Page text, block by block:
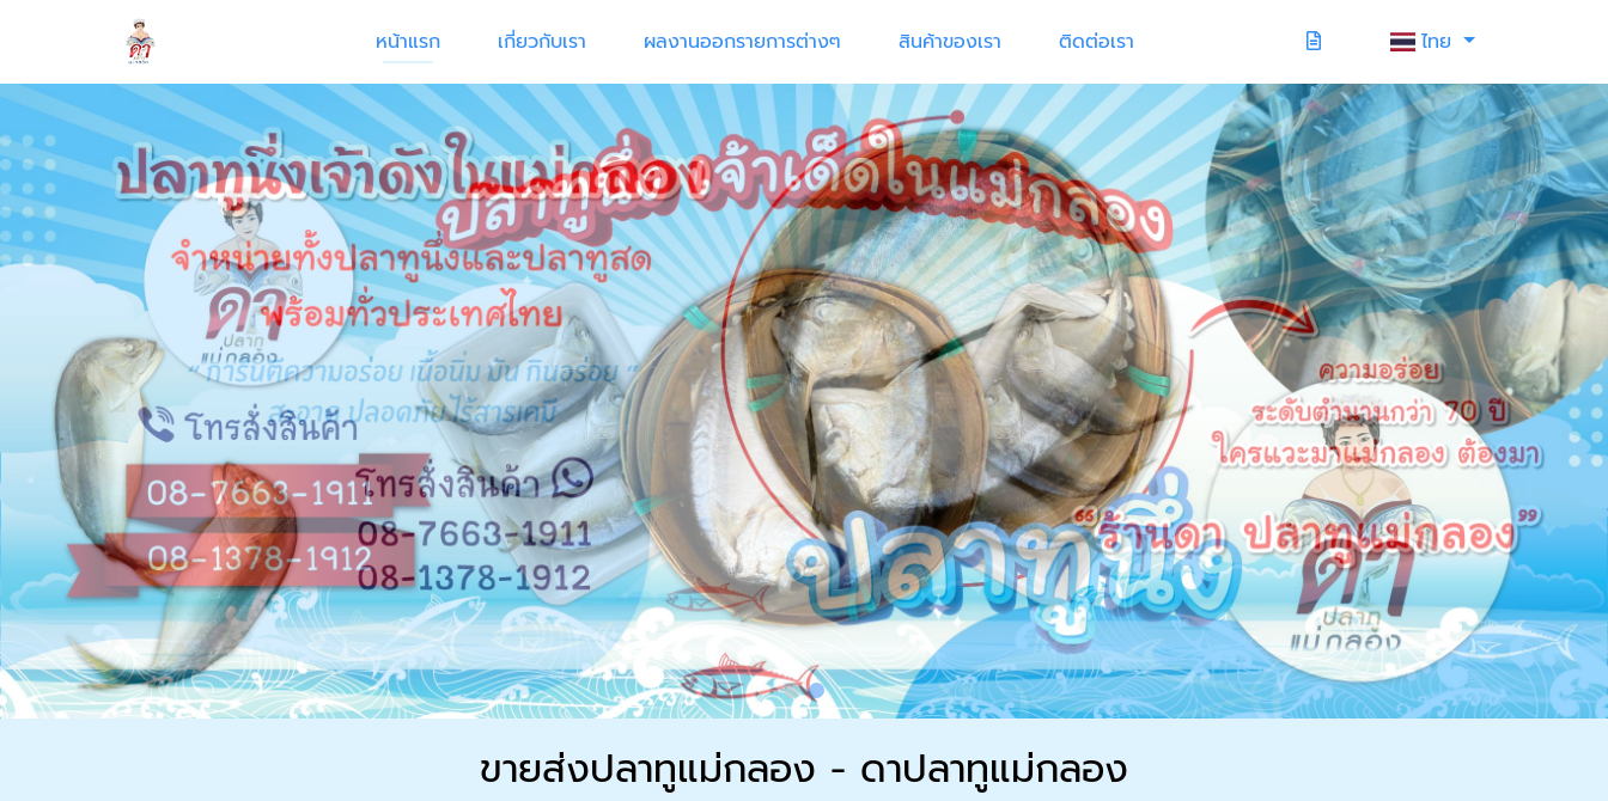
หน้าแรก เกี่ยวกับเรา ผลงานออกรายการต่างๆ สินค้าของเรา ติดต่อเรา ไทย
ขายส่งปลาทูแม่กลอง - ดาปลาทูแม่กลอง